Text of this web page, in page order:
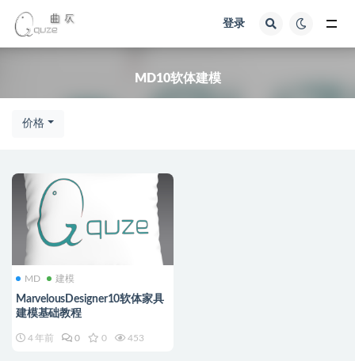
登录
MD10软体建模
价格
MD 建模
MarvelousDesigner10软体家具
建模基础教程
4 年前 0 0 453